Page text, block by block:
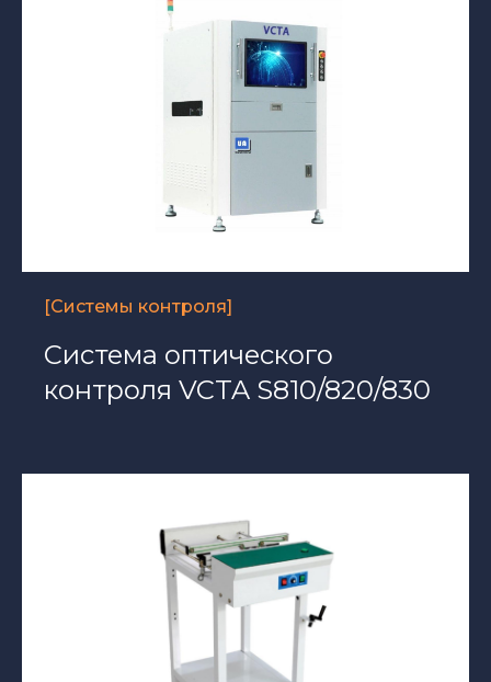
[Системы контроля]
Система оптического
контроля VCTA S810/820/830